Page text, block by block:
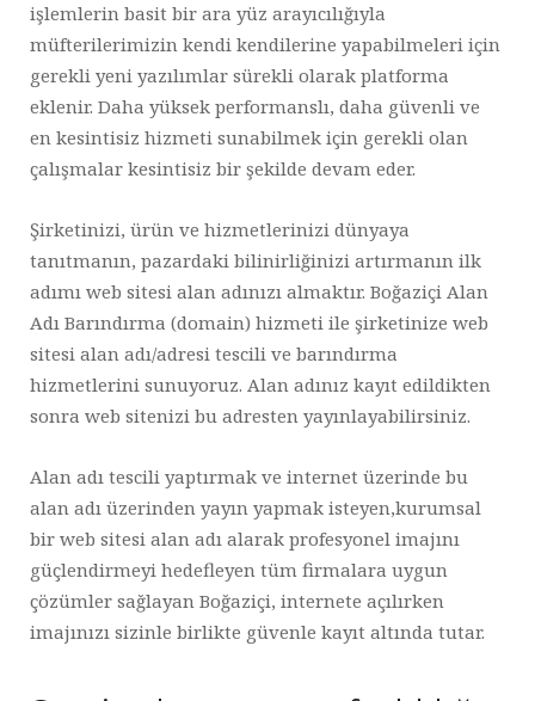
işlemlerin basit bir ara yüz arayıcılığıyla
müfterilerimizin kendi kendilerine yapabilmeleri için
gerekli yeni yazılımlar sürekli olarak platforma
eklenir. Daha yüksek performanslı, daha güvenli ve
en kesintisiz hizmeti sunabilmek için gerekli olan
çalışmalar kesintisiz bir şekilde devam eder.
Şirketinizi, ürün ve hizmetlerinizi dünyaya
tanıtmanın, pazardaki bilinirliğinizi artırmanın ilk
adımı web sitesi alan adınızı almaktır. Boğaziçi Alan
Adı Barındırma (domain) hizmeti ile şirketinize web
sitesi alan adı/adresi tescili ve barındırma
hizmetlerini sunuyoruz. Alan adınız kayıt edildikten
sonra web sitenizi bu adresten yayınlayabilirsiniz.
Alan adı tescili yaptırmak ve internet üzerinde bu
alan adı üzerinden yayın yapmak isteyen,kurumsal
bir web sitesi alan adı alarak profesyonel imajını
güçlendirmeyi hedefleyen tüm firmalara uygun
çözümler sağlayan Boğaziçi, internete açılırken
imajınızı sizinle birlikte güvenle kayıt altında tutar.